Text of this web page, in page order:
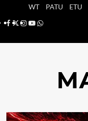
WT PATU ETU
Facebook
X Instagram
YouTube
Whatsapp